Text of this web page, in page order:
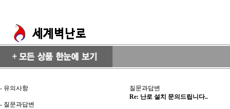
- 유의사항
- 질문과답변
질문과답변
Re: 난로 설치 문의드립니다..